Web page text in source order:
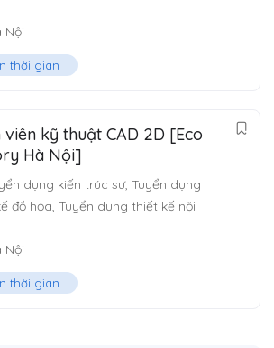
Nội
thời gian
viên kỹ thuật CAD 2D [Eco
Hà Nội]
dụng kiến trúc sư, Tuyển dụng
đồ họa, Tuyển dụng thiết kế nội
Nội
thời gian